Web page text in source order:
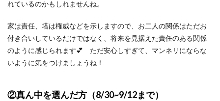
れているのかもしれませんね。
家は責任、塔は権威などを示しますので、お二人の関係はただお
付き合いしているだけではなく、将来を見据えた責任のある関係
のように感じられます💕 ただ安心しすぎて、マンネリにならな
いように気をつけましょうね！
②真ん中を選んだ方（8/30~9/12まで）